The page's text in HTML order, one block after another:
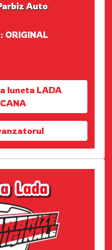
Auto
ORIGINAL
luneta LADA